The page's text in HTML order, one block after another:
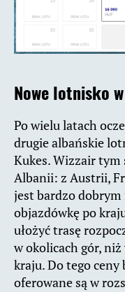
Nowe lotnisko
Po wielu latach
drugie albańskie
Kukes. Wizzair tym
Albanii: z Austrii,
jest bardzo
objazdówkę po
ułożyć trasę
w okolicach gór,
kraju. Do tego
oferowane są w